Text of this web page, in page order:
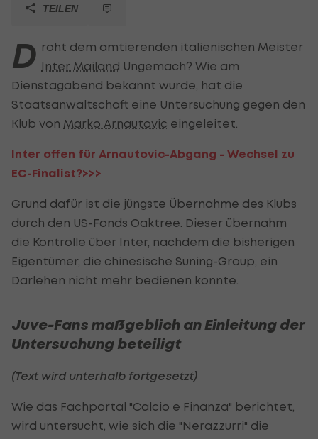
TEILEN
D roht dem amtierenden italienischen Meister
Inter Mailand Ungemach? Wie am
Dienstagabend bekannt wurde, hat die
Staatsanwaltschaft eine Untersuchung gegen den
Klub von Marko Arnautovic eingeleitet.
Inter offen für Arnautovic-Abgang - Wechsel zu
EC-Finalist?>>>
Grund dafür ist die jüngste Übernahme des Klubs
durch den US-Fonds Oaktree. Dieser übernahm
die Kontrolle über Inter, nachdem die bisherigen
Eigentümer, die chinesische Suning-Group, ein
Darlehen nicht mehr bedienen konnte.
Juve-Fans maßgeblich an Einleitung der
Untersuchung beteiligt
(Text wird unterhalb fortgesetzt)
Wie das Fachportal "Calcio e Finanza" berichtet,
wird untersucht, wie sich die "Nerazzurri" die